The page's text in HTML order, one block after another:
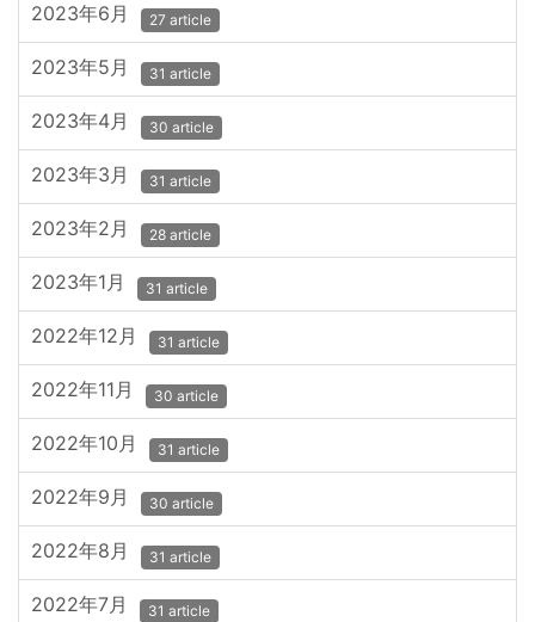
2023年6月 27 article
2023年5月 31 article
2023年4月 30 article
2023年3月 31 article
2023年2月 28 article
2023年1月 31 article
2022年12月 31 article
2022年11月 30 article
2022年10月 31 article
2022年9月 30 article
2022年8月 31 article
2022年7月 31 article